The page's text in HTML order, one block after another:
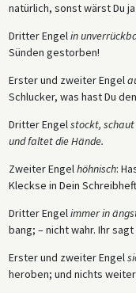
natürlich, sonst wärst Du
Dritter Engelin
Sünden gestorben!
Erster und zweiter Engel
Schlucker, was hast Du
Dritter Engelstockt, schaut
und faltet die Hände.
Zweiter Engelhöhnisch:
Kleckse in Dein
Dritter Engelimmer in
bang; – nicht wahr. Ihr
Erster und zweiter Engel
heroben; und nichts